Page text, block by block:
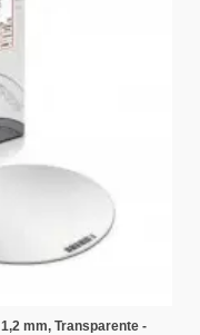
mm, Transparente -